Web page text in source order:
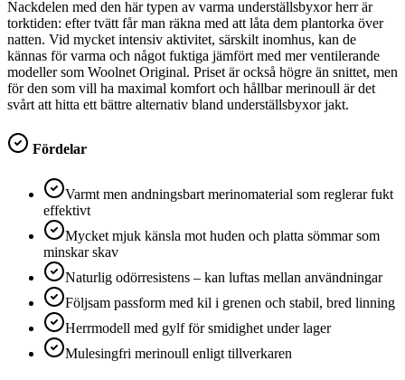
Nackdelen med den här typen av varma underställsbyxor herr är
torktiden: efter tvätt får man räkna med att låta dem plantorka över
natten. Vid mycket intensiv aktivitet, särskilt inomhus, kan de
kännas för varma och något fuktiga jämfört med mer ventilerande
modeller som Woolnet Original. Priset är också högre än snittet, men
för den som vill ha maximal komfort och hållbar merinoull är det
svårt att hitta ett bättre alternativ bland underställsbyxor jakt.
Fördelar
Varmt men andningsbart merinomaterial som reglerar fukt
effektivt
Mycket mjuk känsla mot huden och platta sömmar som
minskar skav
Naturlig odörresistens – kan luftas mellan användningar
Följsam passform med kil i grenen och stabil, bred linning
Herrmodell med gylf för smidighet under lager
Mulesingfri merinoull enligt tillverkaren